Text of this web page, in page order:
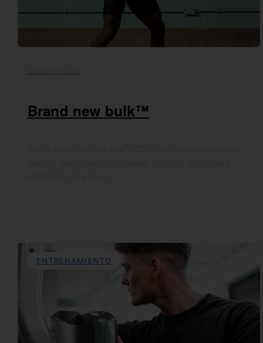
Brand new bulk™
ENTRENAMIENTO